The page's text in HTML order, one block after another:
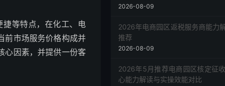
等特点，在化工、电
前市场服务价格构成并
心因素，并提供一份客
2026-08-09
2026年电商园区返税服务商能力
推荐
2026-08-09
2026年5月推荐电商园区核定征
心能力解读与实操效能对比